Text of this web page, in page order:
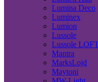
Lumina Deco
Luminex
Lumion
Lussole
Lussole
Mantra
MarksLojd
Maytoni